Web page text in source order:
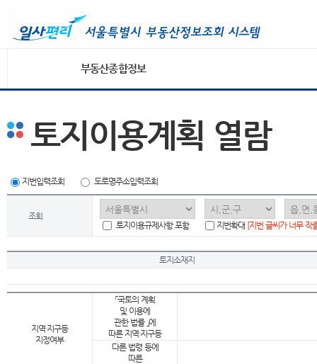
부동산종합정보
토지이용계획 열람
지번입력조회 도로명주소입력조회
조회
토지이용규제사항 포함
지번확대 [지번 글씨가 너무 작
토지소재지
지역·지구등
지정여부
「국토의 계획
및 이용에
관한 법률 」에
따른 지역·지구등
다른 법령 등에
따른